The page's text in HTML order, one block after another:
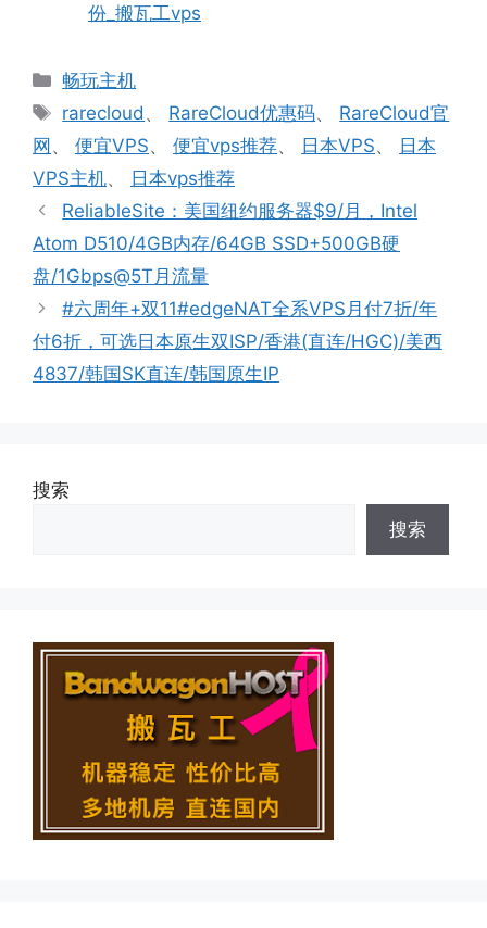
份_搬瓦工vps
分
畅玩主机
标
签
rarecloud 、 RareCloud优惠码、 RareCloud官
网、 便宜VPS、 便宜vps推荐、 日本VPS、 日本
VPS主机、 日本vps推荐
ReliableSite：美国纽约服务器$9/月，Intel
Atom D510/4GB内存/64GB SSD+500GB硬
盘/1Gbps@5T月流量
#六周年+双11#edgeNAT全系VPS月付7折/年
付6折，可选日本原生双ISP/香港(直连/HGC)/美西
4837/韩国SK直连/韩国原生IP
搜索
搜索